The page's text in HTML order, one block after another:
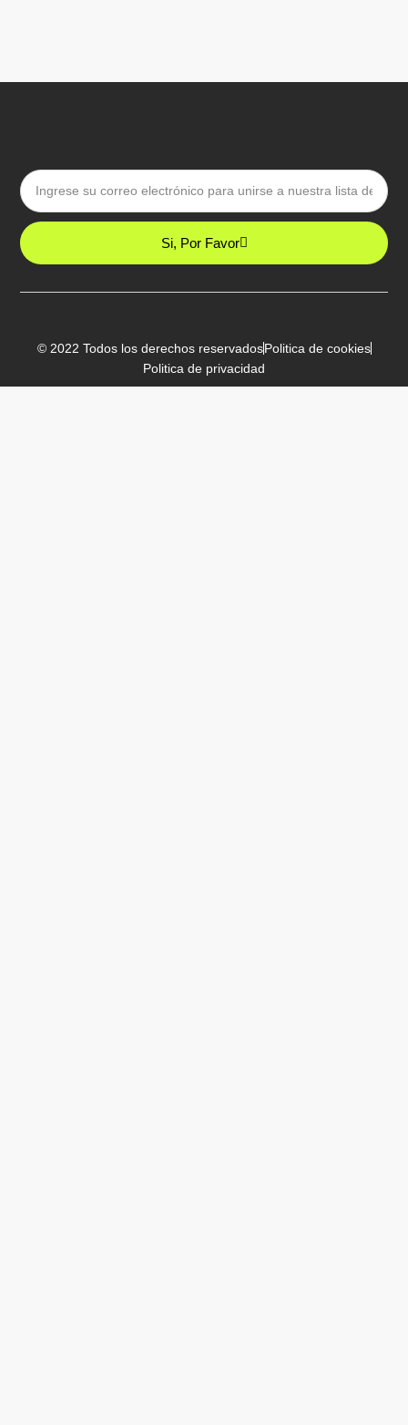
Email
Si, Por Favor
© 2022 Todos los derechos reservadosPolitica de cookies
Politica de privacidad